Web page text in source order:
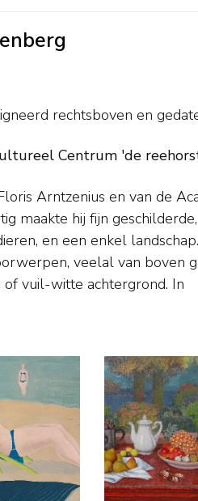
rechtsboven en
Centrum 'de
Arntzenius en van de
maakte hij fijn geschilderde,
en een enkel
veelal van boven
vuil-witte achtergrond. In
sterk overeen met dat
grafiek en houtsnedes. Zijn
de omvang van zijn werk